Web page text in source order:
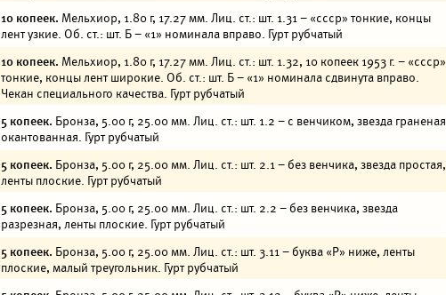
10 копеек. Мельхиор, 1.80 г, 17.27 мм. Лиц. ст.: шт. 1.31 – «ссср» тонкие, концы
лент узкие. Об. ст.: шт. Б – «1» номинала вправо. Гурт рубчатый
10 копеек. Мельхиор, 1.80 г, 17.27 мм. Лиц. ст.: шт. 1.32, 10 копеек 1953 г. – «ссср»
тонкие, концы лент широкие. Об. ст.: шт. Б – «1» номинала сдвинута вправо.
Чекан специального качества. Гурт рубчатый
5 копеек. Бронза, 5.00 г, 25.00 мм. Лиц. ст.: шт. 1.2 – с венчиком, звезда граненая
окантованная. Гурт рубчатый
5 копеек. Бронза, 5.00 г, 25.00 мм. Лиц. ст.: шт. 2.1 – без венчика, звезда простая,
ленты плоские. Гурт рубчатый
5 копеек. Бронза, 5.00 г, 25.00 мм. Лиц. ст.: шт. 2.2 – без венчика, звезда
разрезная, ленты плоские. Гурт рубчатый
5 копеек. Бронза, 5.00 г, 25.00 мм. Лиц. ст.: шт. 3.11 – буква «Р» ниже, ленты
плоские, малый треугольник. Гурт рубчатый